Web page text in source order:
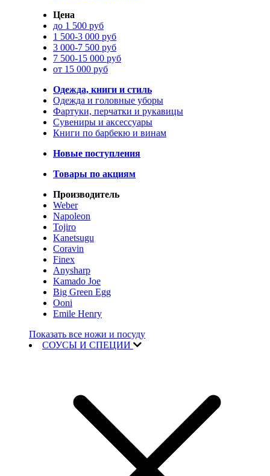
Цена
до 1 500 руб
1 500-3 000 руб
3 000-7 500 руб
7 500-15 000 руб
от 15 000 руб
Одежда, книги и стиль
Одежда и головные уборы
Фартуки, перчатки и рукавицы
Сувениры и аксессуары
Книги по барбекю и винам
Новые поступления
Товары по акциям
Производитель
Weber
Napoleon
Tojiro
Kanetsugu
Coravin
Finex
Anysharp
Kamado Joe
Big Green Egg
Ooni
Emile Henry
Показать все ножи и посуду
СОУСЫ И СПЕЦИИ